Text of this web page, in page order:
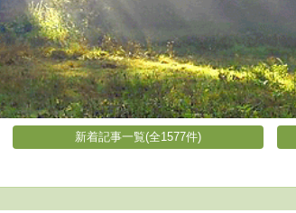
新着記事一覧(全1577件)